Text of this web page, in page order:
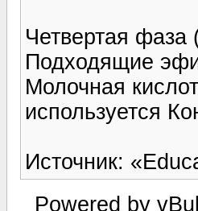
Четвертая
Подходящие
Молочная
используется
Источник:
Powered by